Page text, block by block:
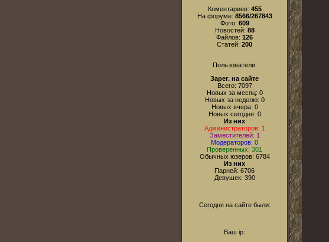
Коментариев: 455
На форуме: 8566/267843
Фото: 609
Новостей: 88
Файлов: 126
Статей: 200
Пользователи:
Зарег. на сайте
Всего: 7097
Новых за месяц: 0
Новых за неделю: 0
Новых вчера: 0
Новых сегодня: 0
Из них
Администраторов: 1
Заместителей: 1
Модераторов: 0
Проверенных: 301
Обычных юзеров: 6784
Из них
Парней: 6706
Девушек: 390
Сегодня на сайте были:
Ваш ip: